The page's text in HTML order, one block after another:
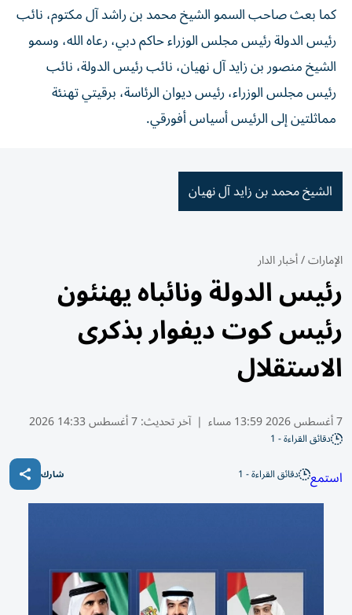
كما بعث صاحب السمو الشيخ محمد بن راشد آل مكتوم، نائب
رئيس الدولة رئيس مجلس الوزراء حاكم دبي، رعاه الله، وسمو
الشيخ منصور بن زايد آل نهيان، نائب رئيس الدولة، نائب
رئيس مجلس الوزراء، رئيس ديوان الرئاسة، برقيتي تهنئة
مماثلتين إلى الرئيس أسياس أفورقي.
الشيخ محمد بن زايد آل نهيان
الإمارات/أخبار الدار
رئيس الدولة ونائباه يهنئون
رئيس كوت ديفوار بذكرى
الاستقلال
7 أغسطس 2026 13:59 مساء | آخر تحديث:7 أغسطس 14:33 2026
دقائق القراءة - 1
استمع دقائق القراءة - 1 شارك